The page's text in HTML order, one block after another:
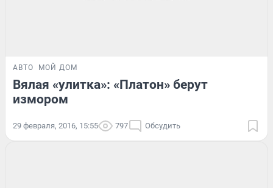
АВТО МОЙ ДОМ
Вялая «улитка»: «Платон» берут
измором
29 февраля, 2016, 15:55 797 Обсудить